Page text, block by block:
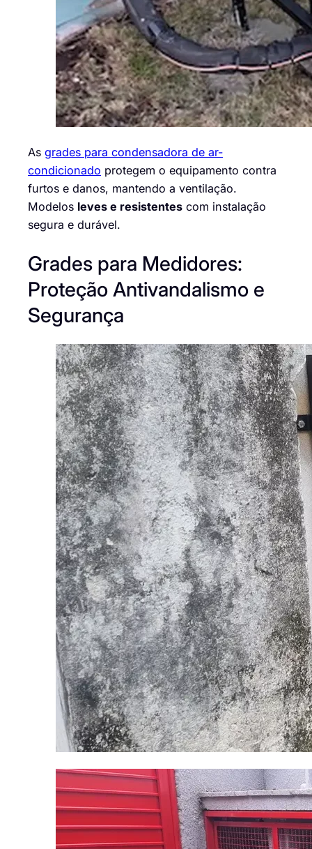
As grades para condensadora de ar-
condicionado protegem o equipamento contra
furtos e danos, mantendo a ventilação.
Modelos leves e resistentes com instalação
segura e durável.
Grades para Medidores:
Proteção Antivandalismo e
Segurança